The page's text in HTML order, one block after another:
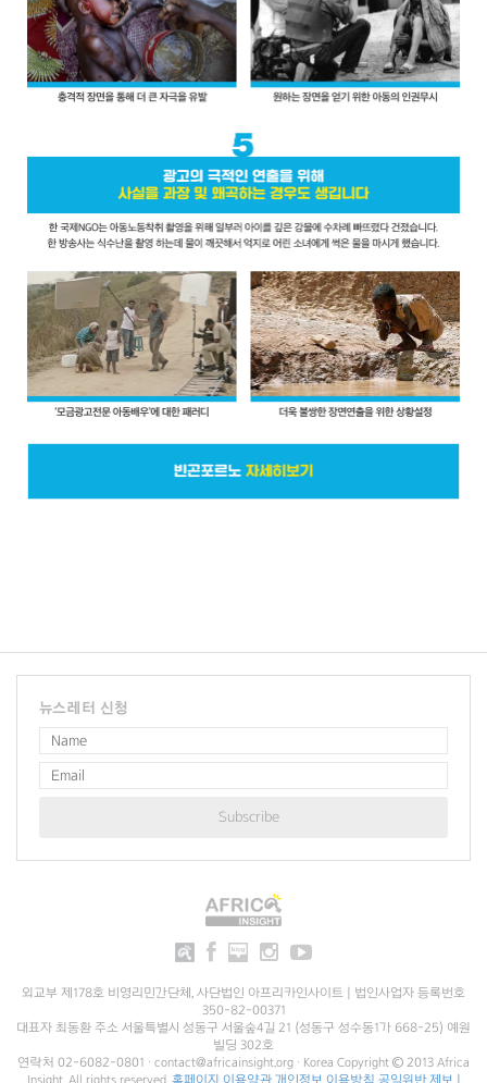
뉴스레터 신청
외교부 제178호 비영리민간단체, 사단법인 아프리카인사이트 | 법인사업자 등록번호
350-82-00371
대표자 최동환 주소 서울특별시 성동구 서울숲4길 21 (성동구 성수동1가 668-25) 예원
빌딩 302호
연락처 02-6082-0801 · contact@africainsight.org · Korea Copyright © 2013 Africa
Insight. All rights reserved. 홈페이지 이용약관 개인정보 이용방침 공익위반 제보 |